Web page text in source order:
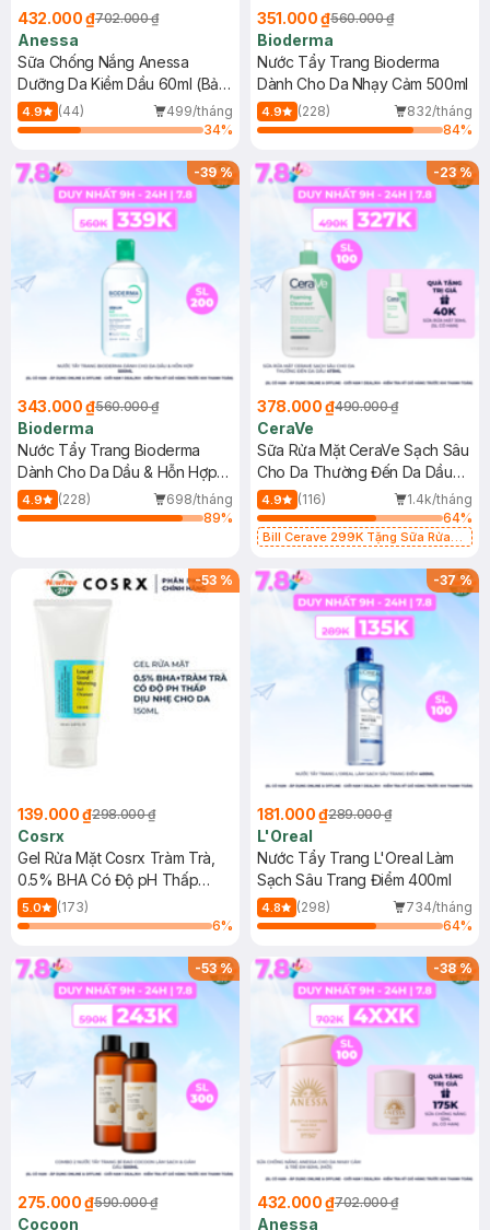
432.000 ₫702.000 ₫
Anessa
Sữa Chống Nắng Anessa
Dưỡng Da Kiềm Dầu 60ml (Bản
Mới)
4.9 (44)
499/tháng
34%
351.000 ₫560.000 ₫
Bioderma
Nước Tẩy Trang Bioderma
Dành Cho Da Nhạy Cảm 500ml
4.9 (228)
832/tháng
84%
-39%
343.000 ₫560.000 ₫
Bioderma
Nước Tẩy Trang Bioderma
Dành Cho Da Dầu & Hỗn Hợp
500ml
4.9 (228)
698/tháng
89%
-23%
378.000 ₫490.000 ₫
CeraVe
Sữa Rửa Mặt CeraVe Sạch Sâu
Cho Da Thường Đến Da Dầu
473ml
4.9 (116)
1.4k/tháng
64%
Bill Cerave 299K Tặng Sữa Rửa
-53 %
139.000 ₫298.000 ₫
Cosrx
Gel Rửa Mặt Cosrx Tràm Trà,
0.5% BHA Có Độ pH Thấp
150ml
5.0
(173)
6%
-37%
181.000 ₫289.000 ₫
L'Oreal
Nước Tẩy Trang L'Oreal Làm
Sạch Sâu Trang Điểm 400ml
4.8 (298)
734/tháng
64%
-53%
275.000 ₫590.000 ₫
Cocoon
-38%
432.000 ₫702.000 ₫
Anessa